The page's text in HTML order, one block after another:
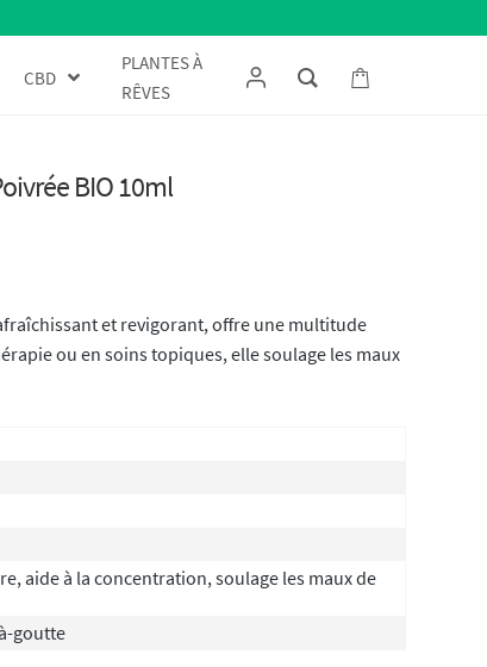
CBD
PLANTES À
RÊVES
BIO 10ml
et revigorant, offre une multitude
ou en soins topiques, elle soulage les maux
aide à la concentration, soulage les maux de
goutte